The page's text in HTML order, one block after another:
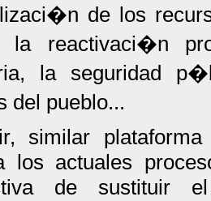
de los
la reactivaci�n
la seguridad
del pueblo...
similar
los actuales
de sustituir